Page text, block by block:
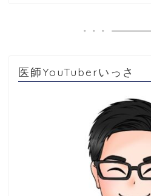
医師YouTuberいっさ